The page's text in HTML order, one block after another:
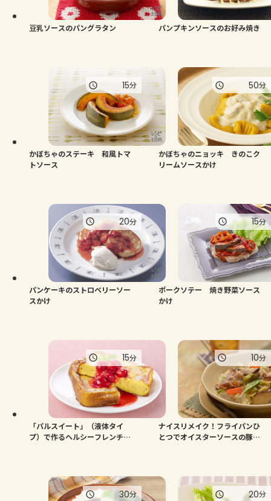
お買い物
豆乳ソースのパングラタン パンプキンソースのお好み焼き
かぼちゃのステーキ 和風トマ
トソース
15分
かぼちゃのニョッキ きのこク
リームソースかけ
50分
パンケーキのストロベリーソー
スかけ
20分
ポークソテー 焼き野菜ソース
かけ
15分
「パルスイート」（液体タイ
プ）で作るヘルシーフレンチト
ースト いちごソースがけ
15分
ナイスリメイク！フライパンひ
とつでオイスターソースの豚キ
ャベ丼
10分
30分 20分